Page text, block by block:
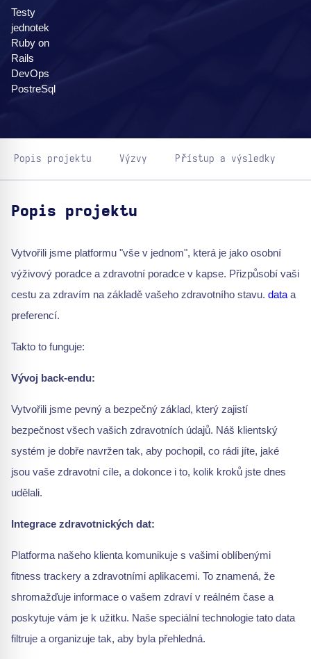
Testy
jednotek
Ruby on
Rails
DevOps
PostreSql
Popis projektu Výzvy Přístup a výsledky
Popis projektu
Vytvořili jsme platformu "vše v jednom", která je jako osobní
výživový poradce a zdravotní poradce v kapse. Přizpůsobí vaši
cestu za zdravím na základě vašeho zdravotního stavu. data a
preferencí.
Takto to funguje:
Vývoj back-endu:
Vytvořili jsme pevný a bezpečný základ, který zajistí
bezpečnost všech vašich zdravotních údajů. Náš klientský
systém je dobře navržen tak, aby pochopil, co rádi jíte, jaké
jsou vaše zdravotní cíle, a dokonce i to, kolik kroků jste dnes
udělali.
Integrace zdravotnických dat:
Platforma našeho klienta komunikuje s vašimi oblíbenými
fitness trackery a zdravotními aplikacemi. To znamená, že
shromažďuje informace o vašem zdraví v reálném čase a
poskytuje vám je k užitku. Naše speciální technologie tato data
filtruje a organizuje tak, aby byla přehledná.